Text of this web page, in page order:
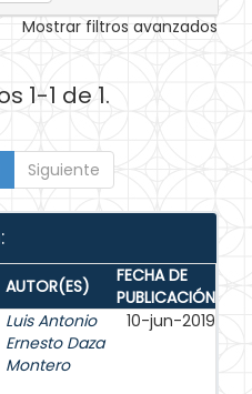
Mostrar filtros avanzados
1-1 de 1.
Siguiente
AUTOR(ES)
FECHA DE
PUBLICACIÓN
Luis Antonio
Ernesto Daza
Montero
10-jun-2019